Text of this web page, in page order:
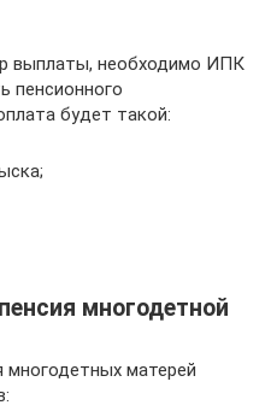
выплаты, необходимо ИПК
пенсионного
будет такой:
многодетной
многодетных матерей